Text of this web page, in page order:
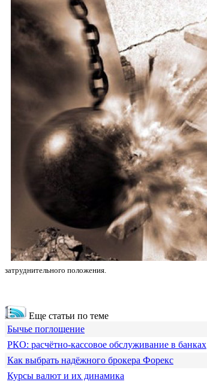
затруднительного положения.
Еще статьи по теме
Бычье поглощение
РКО: расчётно-кассовое обслуживание в банках
Как выбрать надёжного брокера Форекс
Курсы валют и их динамика